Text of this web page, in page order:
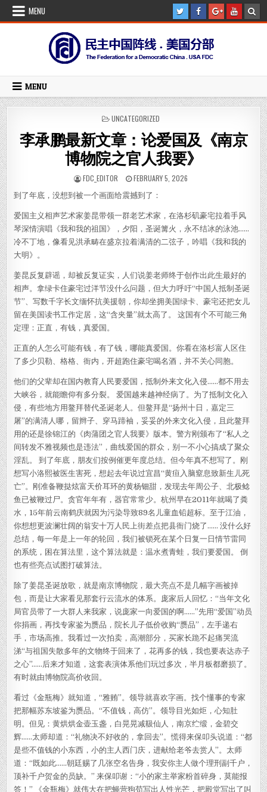
Skip
MENU
MENU
POSTED
UNCATEGORIZED
李承鹏最新文章：论爱国及《南京
博物院之官人我要》
AUTHOR:
FDC_EDITOR
PUBLISHED
FEBRUARY 5, 2026
到了年底，没想到被一个画面给震撼到了：
爱国主义相声艺术家姜昆带领一群老艺术家，在洛杉矶豪宅拉着手风
琴深情演唱《我和我的祖国》，夕阳，圣诞篝火，永不结冰的泳池……
冷不丁地，像看见洪承畴在盛京拉着满清的二弦子，吟唱《我和我的
大明》。
姜昆反复辟谣，却被反复证实，人们说姜老师终于创作出此生最好的
相声。拿绿卡住豪宅过洋节没什么问题，但大力呼吁“中国人抵制圣诞
节”、写数千字长文缅怀抗美援朝，你却坐拥美国绿卡、豪宅还把女儿
留在美国读书工作定居，这“含夹量”就太高了。 这国有个不可能三角
定理：正直，有钱，真爱国。
正直的人怎么可能有钱，有了钱，哪能真爱国。你看在洛杉富人区住
了多少贝勒、格格、衙内，开超跑住豪宅喝名酒，并不关心同胞。
他们的父辈却在国内教育人民要爱国，抵制外来文化入侵……都不用去
大峡谷，就能瞻仰有多分裂。 爱国越来越神经病了。为了抵制文化入
侵，有些地方用鳌拜替代圣诞老人。但鳌拜是“扬州十日，嘉定三
屠”的满清人哪，留辫子、穿马蹄袖，妥妥的外来文化入侵，且此鳌拜
用的还是徐锦江的《肉蒲团之官人我要》版本。警方刚颁布了“私人之
间转发不雅视频也是违法”，曲线爱国的群众，别一不小心搞成了聚众
淫乱。 到了年底，朋友们按例催更年度总结。但今年真不想写了。刚
想写小洛熙被医生害死，想起去年说过宜昌“黄疸入脑窒息致新生儿死
亡”。刚准备鞭挞炫富天价耳环的黄杨钿甜，发现去年周公子、北极鲶
鱼已被鞭过尸。贪官年年有，器官常常少。杭州早在2011年就喝了粪
水，15年前云南鹤庆就因为污染导致89名儿童血铅超标。至于江油，
你想想更波澜壮阔的翁安十万人民上街差点把县衙门烧了…… 没什么好
总结，每一年是上一年的轮回，我们被锁死在某个日复一日情节雷同
的系统，困在算法里，这个算法就是：温水煮青蛙，我们要爱国。 倒
也有些亮点试图打破算法。
除了姜昆圣诞放歌，就是南京博物院，最大亮点不是几幅字画被掉
包，而是让大家看见那套行云流水的体系。庞家后人回忆：“当年文化
局官员带了一大群人来我家，说庞家一向爱国的啊……”先用“爱国”动员
你捐画，再找专家鉴为赝品，院长儿子低价收购“赝品”，左手递右
手，市场高推。我看过一次拍卖，高潮部分，买家长跪不起痛哭流
涕“与祖国失散多年的文物终于回来了，花再多的钱，我也要表达赤子
之心”……后来才知道，这套表演体系他们玩过多次，半月板都磨损了。
有时就由博物院高价收回。
看过《金瓶梅》就知道，“雅贿”。领导就喜欢字画。找个懂事的专家
把那幅苏东坡鉴为赝品。“不值钱，高仿”。领导目光如炬，心知肚
明。但见：黄烘烘金壶玉盏，白晃晃减靸仙人，南京纻缎，金碧交
辉……太师却道：“礼物决不好收的，拿回去”。慌得来保叩头说道：“都
是些不值钱的小东西，小的主人西门庆，进献给老爷去赏人”。太师
道：“既如此……朝廷赐了几张空名告身，我安你主人做个理刑副千户，
顶补千户贺金的员缺。” 来保叩谢：“小的家主举家粉首碎身，莫能报
答！” 《金瓶梅》就伟大在把蝇营狗苟写出人性光芒，把殿堂写出了叫